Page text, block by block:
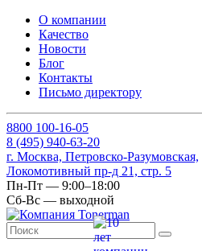
О компании
Качество
Новости
Блог
Контакты
Письмо директору
8800 100-16-05
8 (495) 940-63-20
г. Москва, Петровско-Разумовская,
Локомотивный пр-д 21, стр. 5
Пн-Пт — 9:00–18:00
Сб-Вс — выходной